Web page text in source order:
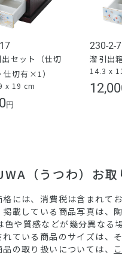
セット（仕切
切有×1）
x 19 cm
円
230-2-
溜引出箱
14.3 x
（うつわ）お
には、消費税は含まれてお
載している商品写真は、
色や質感などが幾分異なる
ている商品のサイズは、
の取り扱いについては、